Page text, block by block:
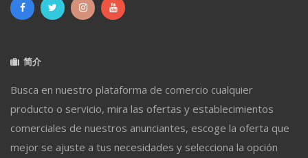
简介
Busca en nuestro plataforma de comercio cualquier
producto o servicio, mira las ofertas y establecimientos
comerciales de nuestros anunciantes, escoge la oferta que
mejor se ajuste a tus necesidades y selecciona la opción